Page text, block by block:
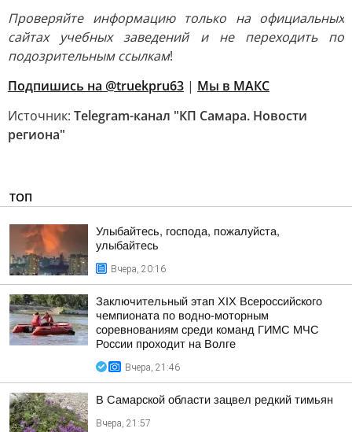
Проверяйте информацию только на официальных
сайтах учебных заведений и не переходить по
подозрительным ссылкам!
Подпишись на @truekpru63 | Мы в МАКС
Источник: Telegram-канал "КП Самара. Новости
региона"
ТОП
Улыбайтесь, господа, пожалуйста,
улыбайтесь
Вчера, 20:16
Заключительный этап XIХ Всероссийского
чемпионата по водно-моторным
соревнованиям среди команд ГИМС МЧС
России проходит на Волге
Вчера, 21:46
В Самарской области зацвел редкий тимьян
Вчера, 21:57